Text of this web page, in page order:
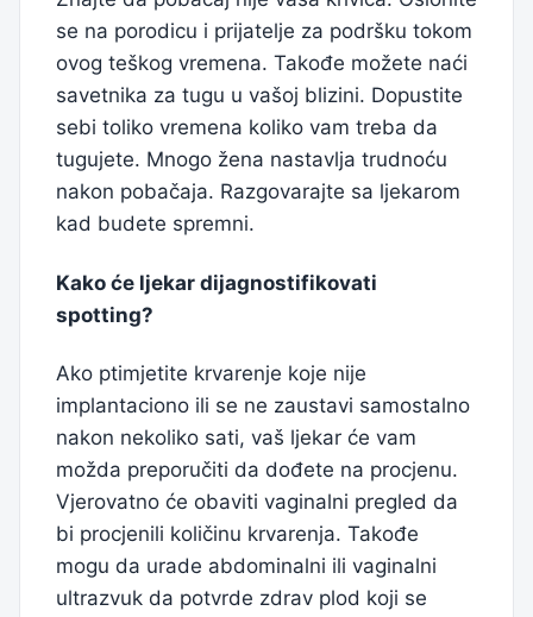
se na porodicu i prijatelje za podršku tokom
ovog teškog vremena. Takođe možete naći
savetnika za tugu u vašoj blizini. Dopustite
sebi toliko vremena koliko vam treba da
tugujete. Mnogo žena nastavlja trudnoću
nakon pobačaja. Razgovarajte sa ljekarom
kad budete spremni.
Kako će ljekar dijagnostifikovati
spotting?
Ako ptimjetite krvarenje koje nije
implantaciono ili se ne zaustavi samostalno
nakon nekoliko sati, vaš ljekar će vam
možda preporučiti da dođete na procjenu.
Vjerovatno će obaviti vaginalni pregled da
bi procjenili količinu krvarenja. Takođe
mogu da urade abdominalni ili vaginalni
ultrazvuk da potvrde zdrav plod koji se